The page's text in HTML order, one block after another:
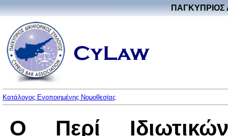
ΠΑΓΚΥΠΡΙΟΣ
Κατάλογος Ενοποιημένης Νομοθεσίας
Ο Περί